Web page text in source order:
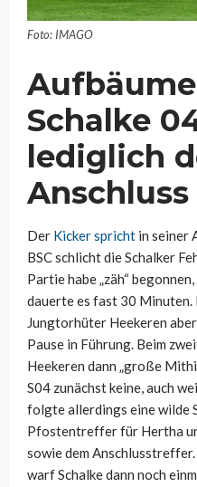
Foto: IMAGO
Schalke
lediglich
Anschluss
Der Kicker spricht in seiner
BSC schlicht die Schalker
Partie habe „zäh“
dauerte es fast 30 Minuten.
Jungtorhüter Heekeren
Pause in Führung. Beim
Heekeren dann „große
S04 zunächst keine, auch
folgte allerdings eine wilde
Pfostentreffer für Hertha
sowie dem
warf Schalke dann noch